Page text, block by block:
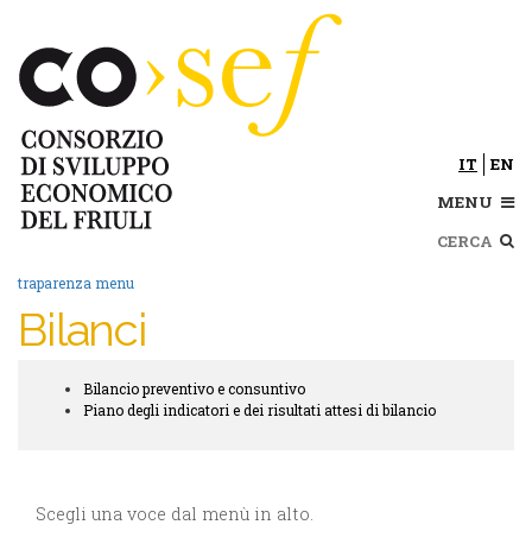
contenuto
principale
IT
EN
MENU
traparenza menu
Bilanci
Trasparenza
Bilancio preventivo e consuntivo
Piano degli indicatori e dei risultati attesi di bilancio
Scegli una voce dal menù in alto.